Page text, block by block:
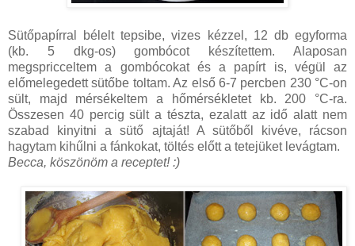
Sütőpapírral bélelt tepsibe, vizes kézzel, 12 db egyforma
(kb. 5 dkg-os) gombócot készítettem. Alaposan
megspricceltem a gombócokat és a papírt is, végül az
előmelegedett sütőbe toltam. Az első 6-7 percben 230 °C-on
sült, majd mérsékeltem a hőmérsékletet kb. 200 °C-ra.
Összesen 40 percig sült a tészta, ezalatt az idő alatt nem
szabad kinyitni a sütő ajtaját! A sütőből kivéve, rácson
hagytam kihűlni a fánkokat, töltés előtt a tetejüket levágtam.
Becca, köszönöm a receptet! :)